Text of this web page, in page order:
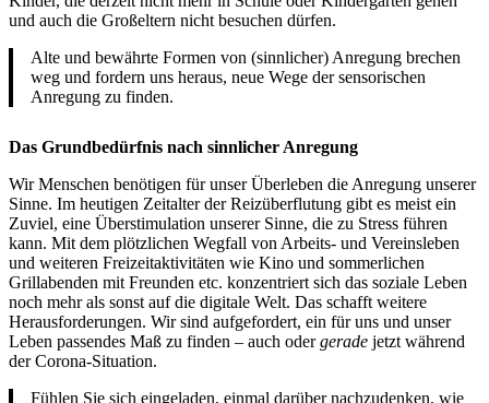
und auch die Großeltern nicht besuchen dürfen.
Alte und bewährte Formen von (sinnlicher) Anregung brechen
weg und fordern uns heraus, neue Wege der sensorischen
Anregung zu finden.
Das Grundbedürfnis nach sinnlicher Anregung
Wir Menschen benötigen für unser Überleben die Anregung unserer
Sinne. Im heutigen Zeitalter der Reizüberflutung gibt es meist ein
Zuviel, eine Überstimulation unserer Sinne, die zu Stress führen
kann. Mit dem plötzlichen Wegfall von Arbeits- und Vereinsleben
und weiteren Freizeitaktivitäten wie Kino und sommerlichen
Grillabenden mit Freunden etc. konzentriert sich das soziale Leben
noch mehr als sonst auf die digitale Welt. Das schafft weitere
Herausforderungen. Wir sind aufgefordert, ein für uns und unser
Leben passendes Maß zu finden – auch odergerade jetzt während
der Corona-Situation.
Fühlen Sie sich eingeladen, einmal darüber nachzudenken, wie